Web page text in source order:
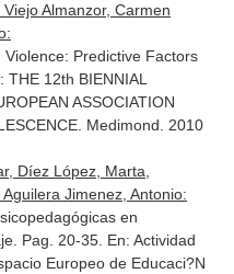
Almanzor, Carmen
Predictive Factors
THE 12th BIENNIAL
ASSOCIATION
. Medimond. 2010
Díez López, Marta,
Jimenez, Antonio:
en
Pag. 20-35. En: Actividad
Europeo de Educaci?N